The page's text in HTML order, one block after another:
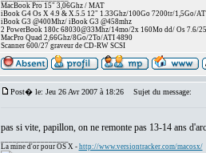
MacBook Pro 15" 3,06Ghz / MAT
iBook G4 Os X 4.9 & X.5.5 12" 1.33Ghz/100Go 7200tr/1,5Go/
iBook G3 @400Mhz/ iBook G3 @458mhz
2 PowerBook 180c 68030@33Mhz/14mo/2x 160Mo dd/ Os 7.6/
MacPro Quad 2,66Ghz/8Go/2To/ATI 4890
Scanner 600/27 graveur de CD-RW SCSI
Post� le: Jeu 26 Avr 2007 à 18:26 Sujet du message:
pas si vite, papillon, on ne remonte pas 13-14 ans
La mine d'or pour OS X - http://www.versiontracker.com/macosx/